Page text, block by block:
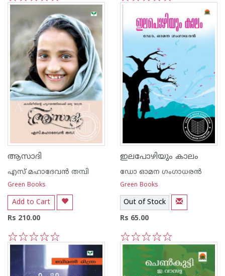
5
4
3
2
1 1
ആസാദി
എസ് മഹാദേവന്‍ തമ്പി
Green Books
Add to Cart
Rs 210.00
4
3
2
1
ഇലപോഴിയും കാലം
ഡോ ഓമന ഗംഗാധരന്‍
Green Books
Out of Stock
Rs 65.00
5
4
3
2
1